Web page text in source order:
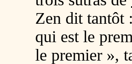
Zen dit tantôt
qui est le
le premier »,